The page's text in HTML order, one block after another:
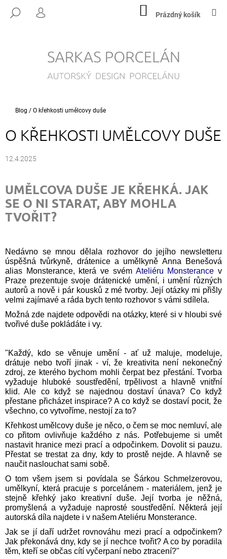
HLEDAT
PŘIHLÁŠENÍ
NÁKUPNÍ
KOŠÍK
Prázdný košík
Domů
Blog / O křehkosti umělcovy duše
O KŘEHKOSTI UMĚLCOVY DUŠE
12.4.2025
UMĚLCOVA DUŠE JE KŘEHKÁ. JAK
SE O NI STARAT, ABY MOHLA
TVOŘIT?
Nedávno se mnou dělala rozhovor do jejího newsletteru
úspěšná tvůrkyně, drátenice a umělkyně Anna Benešová
alias Monsterance, která ve svém Ateliéru Monsterance v
Praze prezentuje svoje drátenické umění, i umění různých
autorů a nově i pár kousků z mé tvorby. Její otázky mi přišly
velmi zajímavé a ráda bych tento rozhovor s vámi sdílela.
Možná zde najdete odpovědi na otázky, které si v hloubi své
tvořivé duše pokládáte i vy.
"Každý, kdo se věnuje umění - ať už maluje, modeluje,
drátuje nebo tvoří jinak - ví, že kreativita není nekonečný
zdroj, ze kterého bychom mohli čerpat bez přestání. Tvorba
vyžaduje hluboké soustředění, trpělivost a hlavně vnitřní
klid. Ale co když se najednou dostaví únava? Co když
přestane přicházet inspirace? A co když se dostaví pocit, že
všechno, co vytvoříme, nestojí za to?
Křehkost umělcovy duše je něco, o čem se moc nemluví, ale
co přitom ovlivňuje každého z nás. Potřebujeme si umět
nastavit hranice mezi prací a odpočinkem. Dovolit si pauzu.
Přestat se trestat za dny, kdy to prostě nejde. A hlavně se
naučit naslouchat sami sobě.
O tom všem jsem si povídala se Šárkou Schmelzerovou,
umělkyní, která pracuje s porcelánem - materiálem, jenž je
stejně křehký jako kreativní duše. Její tvorba je něžná,
promyšlená a vyžaduje naprosté soustředění. Některá její
autorská díla najdete i v našem Ateliéru Monsterance.
Jak se jí daří udržet rovnováhu mezi prací a odpočinkem?
Jak překonává dny, kdy se jí nechce tvořit? A co by poradila
těm, kteří se občas cítí vyčerpaní nebo ztracení?"
T
E
U
E
T
E
J
Í
T
?
D
O
P
O
R
U
Č
U
J
M
E
PORCELÁNOVÝ
NÁHRDELNÍK
-
RIBBON
800